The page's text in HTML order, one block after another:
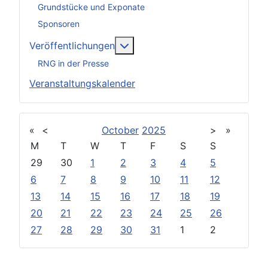
Grundstücke und Exponate
Sponsoren
Veröffentlichungen
RNG in der Presse
Veranstaltungskalender
« < October 2025 >
»
M
T W T F S
S
29
30 1 2 3 4
5
6
7 8 9 10 11
12
13
14 15 16 17 18
19
20
21 22 23 24 25
26
27
28 29 30 31 1 2